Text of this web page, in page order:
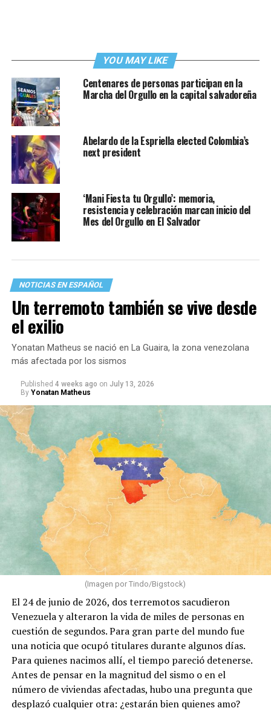
YOU MAY LIKE
Centenares de personas participan en la
Marcha del Orgullo en la capital salvadoreña
Abelardo de la Espriella elected Colombia’s
next president
‘Mani Fiesta tu Orgullo’: memoria,
resistencia y celebración marcan inicio del
Mes del Orgullo en El Salvador
NOTICIAS EN ESPAÑOL
Un terremoto también se vive desde
el exilio
Yonatan Matheus se nació en La Guaira, la zona venezolana
más afectada por los sismos
Published 4 weeks ago on July 13, 2026
By Yonatan Matheus
(Imagen por Tindo/Bigstock)
El 24 de junio de 2026, dos terremotos sacudieron
Venezuela y alteraron la vida de miles de personas en
cuestión de segundos. Para gran parte del mundo fue
una noticia que ocupó titulares durante algunos días.
Para quienes nacimos allí, el tiempo pareció detenerse.
Antes de pensar en la magnitud del sismo o en el
número de viviendas afectadas, hubo una pregunta que
desplazó cualquier otra: ¿estarán bien quienes amo?